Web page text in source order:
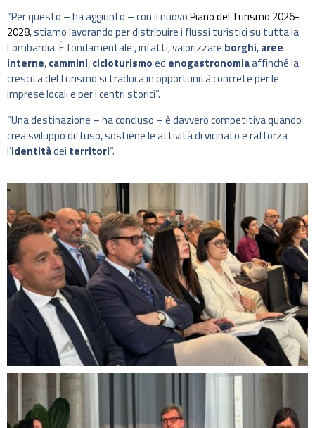
“Per questo – ha aggiunto – con il nuovoPiano del Turismo 2026-
2028, stiamo lavorando per distribuire i flussi turistici su tutta la
Lombardia. È fondamentale , infatti, valorizzare borghi,aree
interne,cammini,cicloturismoed enogastronomiaaffinché la
crescita del turismo si traduca in opportunità concrete per le
imprese locali e per i centri storici”.
“Una destinazione – ha concluso – è davvero competitiva quando
crea sviluppo diffuso, sostiene le attività di vicinato e rafforza
l’identitàdei territori“.